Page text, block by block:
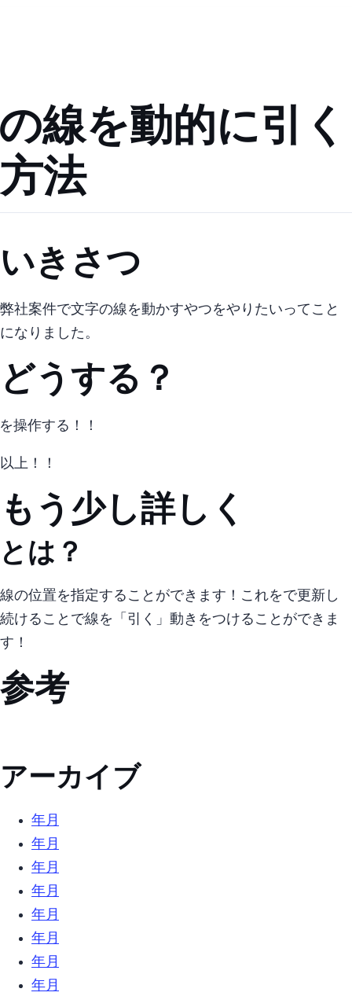
SVGの線を動的に引く
方法
いきさつ
弊社案件で文字の線を動かすやつをやりたいってこと
になりました。
どうする？
strokeDashoffsetを操作する！！
以上！！
…もう少し詳しく
stroke-dashoffsetとは？
線の位置を指定することができます！ これをAnimationFrameで更新し
続けることで線を「引く」動きをつけることができま
す！
参考
アーカイブ
2025年10月 (2)
2022年4月 (5)
2022年3月 (3)
2022年2月 (3)
2021年12月 (2)
2021年6月 (1)
2021年4月 (1)
2021年1月 (1)